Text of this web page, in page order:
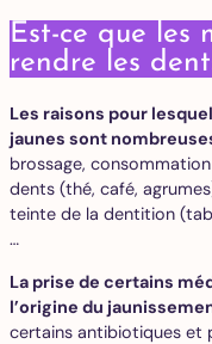
Est-ce que les
rendre les
Les raisons pour
jaunes sont
brossage,
dents (thé, café,
teinte de la dentition
…
La prise de certains
l’origine du
certains antibiotiques et